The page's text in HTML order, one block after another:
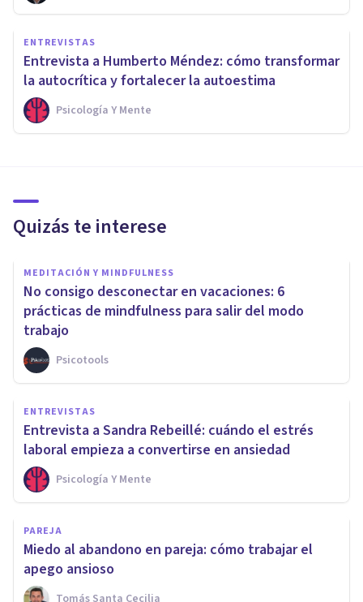
ENTREVISTAS
Entrevista a Humberto Méndez: cómo transformar
la autocrítica y fortalecer la autoestima
Psicología Y Mente
Quizás te interese
MEDITACIÓN Y MINDFULNESS
No consigo desconectar en vacaciones: 6
prácticas de mindfulness para salir del modo
trabajo
Psicotools
ENTREVISTAS
Entrevista a Sandra Rebeillé: cuándo el estrés
laboral empieza a convertirse en ansiedad
Psicología Y Mente
PAREJA
Miedo al abandono en pareja: cómo trabajar el
apego ansioso
Tomás Santa Cecilia